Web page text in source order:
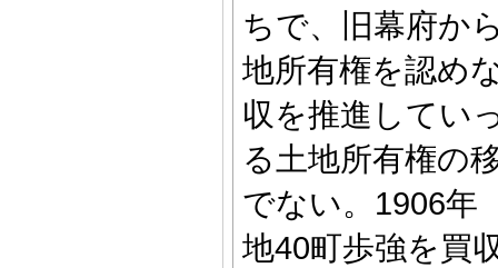
ちで、旧幕府か
地所有権を認め
収を推進してい
る土地所有権の
でない。1906年
地40町歩強を買